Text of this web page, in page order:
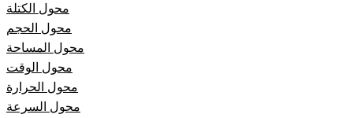
محول الكتلة
محول الحجم
محول المساحة
محول الوقت
محول الحرارة
محول السرعة